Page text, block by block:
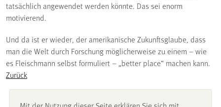
tatsächlich angewendet werden könnte. Das sei enorm
motivierend.
Und da ist er wieder, der amerikanische Zukunftsglaube, dass
man die Welt durch Forschung möglicherweise zu einem – wie
es Fleischmann selbst formuliert – „better place“ machen kann.
Zurück